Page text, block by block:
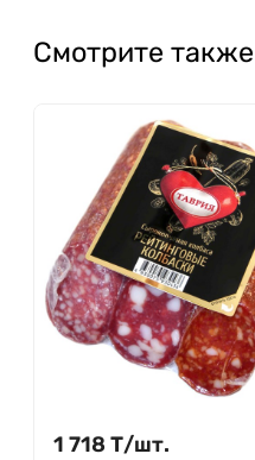
Смотрите также
1 718 Т/шт.